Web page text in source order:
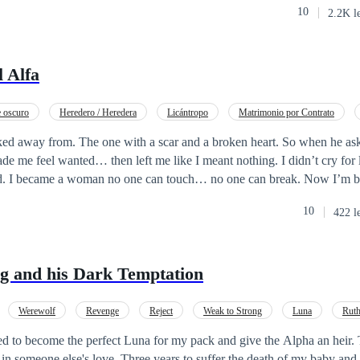
preciso momento, su corazón finalmente se rindió. Sin mirar atrás,
Hasta que un día, el otrora intocable Maison Thorne la acorraló,
aquella fachada de hielo, él la había amado profundamente durante
10 2.2K
Alfa
oscuro Heredero / Heredera Licántropo Matrimonio por Contrato
The one with a scar and a broken heart. So when he asked for one night,
a woman no one can touch… no one can break. Now I’m back. He looks at
10 422
and his Dark Temptation
Werewolf Revenge Reject Weak to Strong Luna
to become the perfect Luna for my pack and give the Alpha an heir.